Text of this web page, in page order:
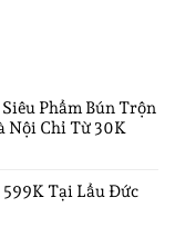
Phẩm Bún Trộn
Nội Chỉ Từ 30K
Tại Lẩu Đức